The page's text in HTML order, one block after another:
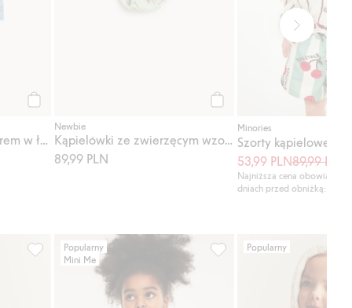
Szorty kąpielowe z wzorem w łódki
Newbie
Kąpielówki ze zwierzęcym wzorem
89,99 PLN
Minories
Szorty kąpielowe w
53,99 PLN89,99 PLN
Najniższa cena
dniach przed obniżką: 89,99
Dodaj do listy ulubione
Spodnie w paski i żaglówki, Dodaj do listy ulubione
Popularny
Mini Me
Piżama w serduszka, dla
Popularny